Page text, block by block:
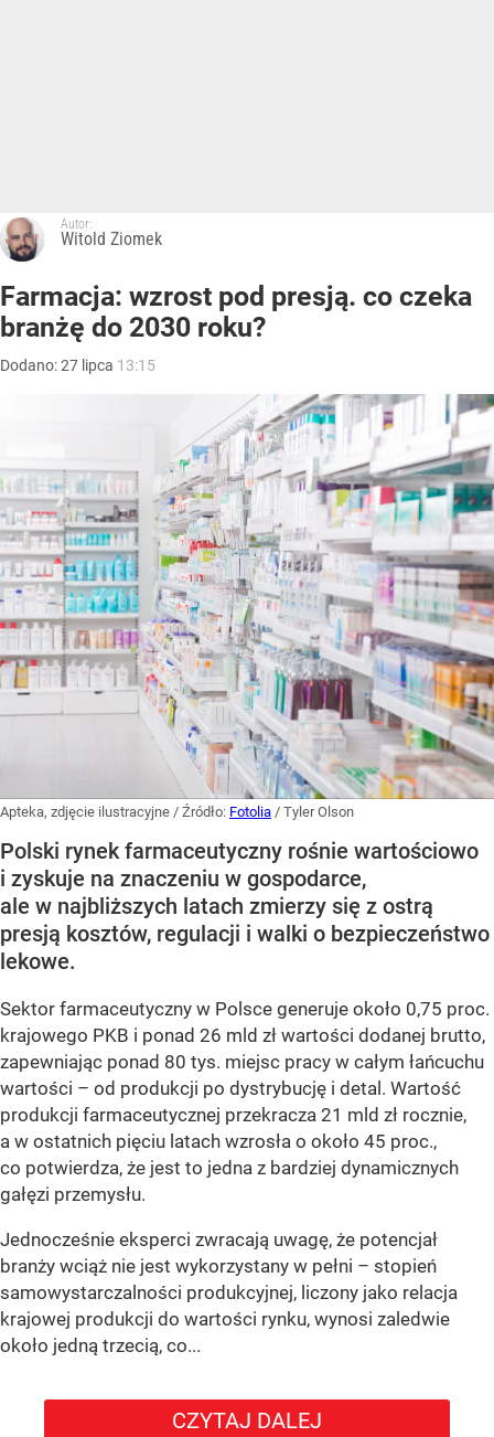
Autor:
Witold Ziomek
Farmacja: wzrost pod presją. co czeka
branżę do 2030 roku?
Dodano:27 lipca 13:15
Apteka, zdjęcie ilustracyjne / Źródło: Fotolia / Tyler Olson
Polski rynek farmaceutyczny rośnie wartościowo
i zyskuje na znaczeniu w gospodarce,
ale w najbliższych latach zmierzy się z ostrą
presją kosztów, regulacji i walki o bezpieczeństwo
lekowe.
Sektor farmaceutyczny w Polsce generuje około 0,75 proc.
krajowego PKB i ponad 26 mld zł wartości dodanej brutto,
zapewniając ponad 80 tys. miejsc pracy w całym łańcuchu
wartości – od produkcji po dystrybucję i detal. Wartość
produkcji farmaceutycznej przekracza 21 mld zł rocznie,
a w ostatnich pięciu latach wzrosła o około 45 proc.,
co potwierdza, że jest to jedna z bardziej dynamicznych
gałęzi przemysłu.
Jednocześnie eksperci zwracają uwagę, że potencjał
branży wciąż nie jest wykorzystany w pełni – stopień
samowystarczalności produkcyjnej, liczony jako relacja
krajowej produkcji do wartości rynku, wynosi zaledwie
około jedną trzecią, co...
CZYTAJ DALEJ